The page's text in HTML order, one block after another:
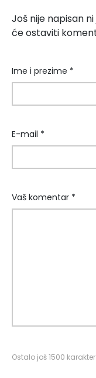
Još nije napisan
će ostaviti
Ime i prezime *
E-mail *
Vaš komentar *
Ostalo još1500